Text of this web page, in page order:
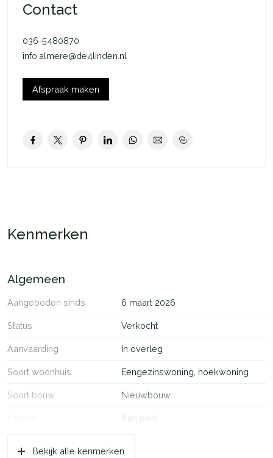
Contact
036-5480870
info.almere@de4linden.nl
Afspraak maken
Kenmerken
Algemeen
Aangeboden sinds 6 maart 2026
Status Verkocht
Aanvaarding In overleg
Soort woonhuis Eengezinswoning, hoekwoning
Soort bouw Nieuwbouw
Ligging Aan park
Oppervlakten en inhoud
Bekijk alle kenmerken